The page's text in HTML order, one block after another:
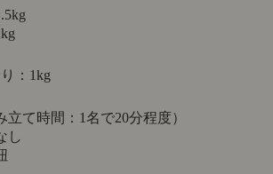
：1kg
立て時間：1名で20分程度）
し